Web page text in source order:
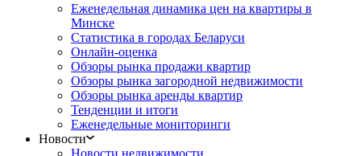
Еженедельная динамика цен на квартиры в
Минске
Статистика в городах Беларуси
Онлайн-оценка
Обзоры рынка продажи квартир
Обзоры рынка загородной недвижимости
Обзоры рынка аренды квартир
Тенденции и итоги
Еженедельные мониторинги
Новости
Новости недвижимости